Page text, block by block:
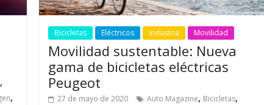
,
,
Bicicletas Eléctricos Industria Movilidad
Movilidad sustentable: Nueva
gama de bicicletas eléctricas
Peugeot
27 de mayo de 2020 Auto Magazine, Bicicletas,